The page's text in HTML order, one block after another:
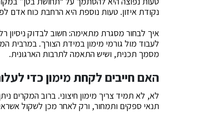
נקודת איזון. טעות נוספת היא הרחבת כוח אדם
איך לבחור מסגרת מתאימה: חשוב לבדוק ניסיון
לעבוד מול גורמי מימון במידת הצורך. במרבית
מסמך תכנית, ושיש התאמה לתרבות הארגונית.
האם חייבים לקחת מימון כדי
לא, לא תמיד צריך מימון חיצוני. ברוב המקרים
תנאי ספקים ותמחור, ורק לאחר מכן לשקול